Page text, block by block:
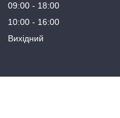
09:00
18:00
10:00
16:00
Вихідний